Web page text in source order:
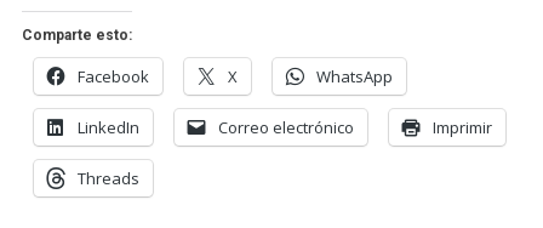
Comparte esto:
Facebook X WhatsApp
LinkedIn Correo electrónico Imprimir
Threads